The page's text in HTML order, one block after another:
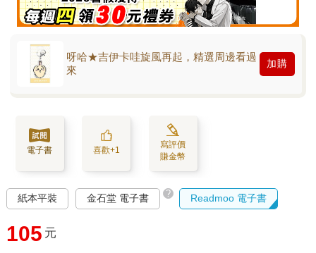
呀哈★吉伊卡哇旋風再起，精選周邊看過
來
加購
電子書 喜歡+1
寫評價
賺金幣
紙本平裝 金石堂 電子書 ? Readmoo 電子書
105 元